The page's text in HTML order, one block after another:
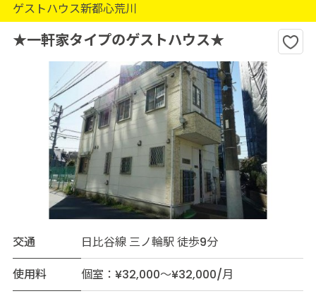
ゲストハウス新都心荒川
★一軒家タイプのゲストハウス★
交通
日比谷線 三ノ輪駅 徒歩9分
使用料
個室：¥32,000～¥32,000/月